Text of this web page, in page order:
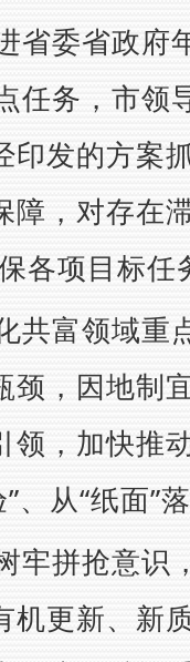
省委省政府
任务，市领
印发的方案
障，对存在
各项目标
共富领域重
颈，因地制
领，加快推
、从“纸面”
牢拼抢意识
机更新、新